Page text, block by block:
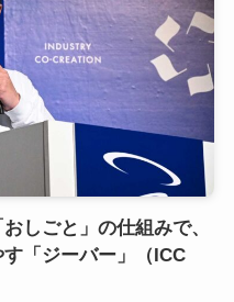
しごと」の仕組みで、
「ジーバー」（ICC